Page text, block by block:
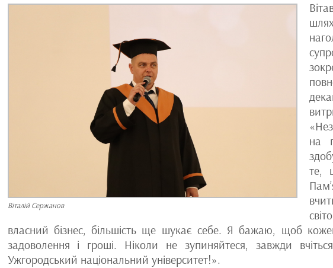
Віталій Сержанов
на
те,
власний бізнес, більшість ще шукає себе. Я бажаю, щоб
задоволення і гроші. Ніколи не зупиняйтеся, завжди
Ужгородський національний університет!».